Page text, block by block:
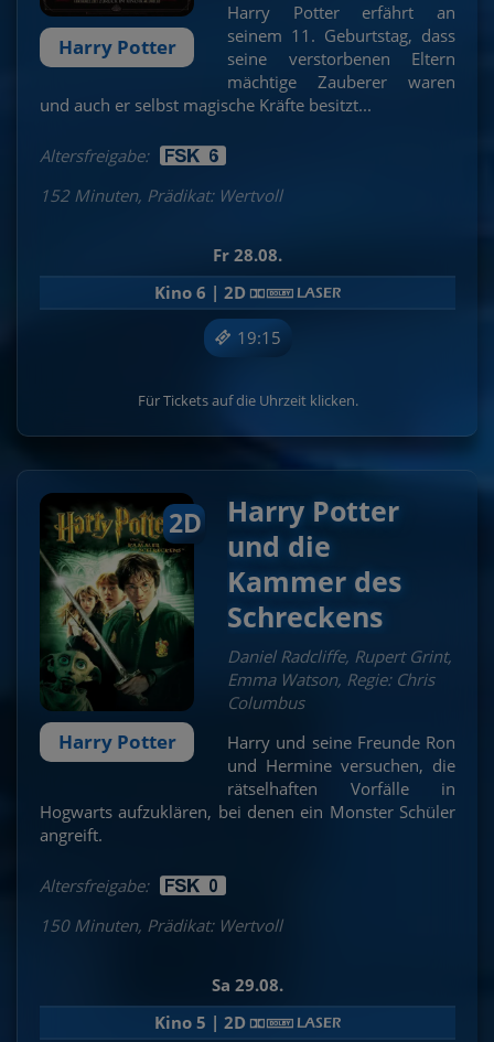
PAW Patrol: Der
Dino Film
Ice Cream Man
Spider-Man: Brand
New Day in 3D &
2D
Toy Story 5 in 3D &
2D
Preview
André Rieu´s 2026
Summer Concert
Harry Potter
Harry Potter erfährt an
seinem 11. Geburtstag, dass
seine verstorbenen Eltern
mächtige Zauberer waren
und auch er selbst magische Kräfte besitzt...
Altersfreigabe:
152 Minuten, Prädikat: Wertvoll
Fr 28.08.
Kino 6 | 2D
19:15
Für Tickets auf die Uhrzeit klicken.
2D
Harry Potter
Harry Potter
und die
Kammer des
Schreckens
Daniel Radcliffe, Rupert Grint,
Emma Watson, Regie: Chris
Columbus
Harry und seine Freunde Ron
und Hermine versuchen, die
rätselhaften Vorfälle in
Hogwarts aufzuklären, bei denen ein Monster Schüler
angreift.
Altersfreigabe:
150 Minuten, Prädikat: Wertvoll
Sa 29.08.
Kino 5 | 2D